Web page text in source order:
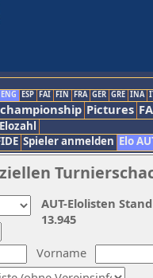
ENG ESP FAI FIN FRA GER GRE INA
Pictures
Spieler anmelden Elo
Vorname
AUT-Elolisten
13.945